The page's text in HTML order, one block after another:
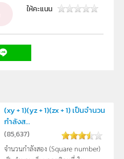
ครู, นักเรียน
ให้คะแนน
(xy + 1)(yz + 1)(zx + 1) เป็นจำนวน
กำลังส...
(85,637)
จำนวนกำลังสอง (Square number)